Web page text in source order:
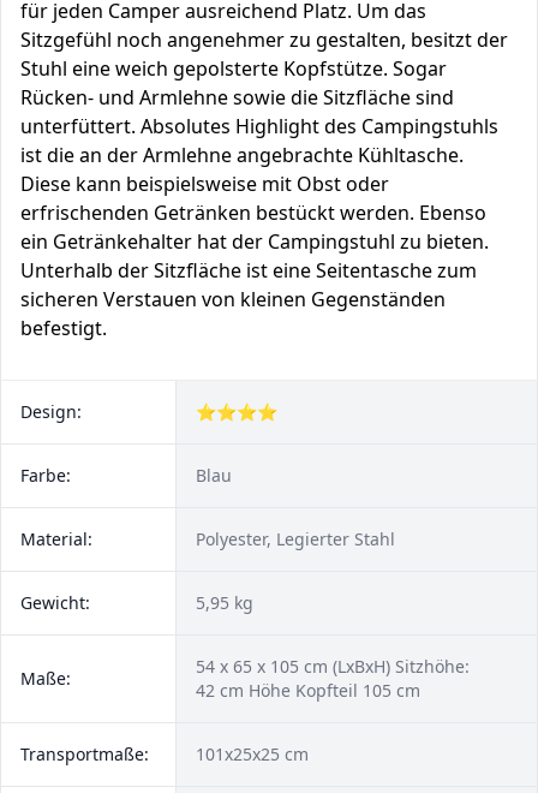
für jeden Camper ausreichend Platz. Um das
Sitzgefühl noch angenehmer zu gestalten, besitzt der
Stuhl eine weich gepolsterte Kopfstütze. Sogar
Rücken- und Armlehne sowie die Sitzfläche sind
unterfüttert. Absolutes Highlight des Campingstuhls
ist die an der Armlehne angebrachte Kühltasche.
Diese kann beispielsweise mit Obst oder
erfrischenden Getränken bestückt werden. Ebenso
ein Getränkehalter hat der Campingstuhl zu bieten.
Unterhalb der Sitzfläche ist eine Seitentasche zum
sicheren Verstauen von kleinen Gegenständen
befestigt.
Design: ⭐⭐⭐⭐
Farbe: Blau
Material: Polyester, Legierter Stahl
Gewicht: 5,95 kg
Maße:
54 x 65 x 105 cm (LxBxH) Sitzhöhe:
42 cm Höhe Kopfteil 105 cm
Transportmaße: 101x25x25 cm